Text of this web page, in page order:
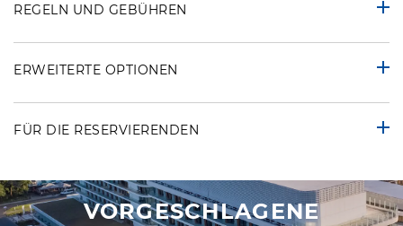
REGELN UND GEBÜHREN
ERWEITERTE OPTIONEN
FÜR DIE RESERVIERENDEN
VORGESCHLAGENE